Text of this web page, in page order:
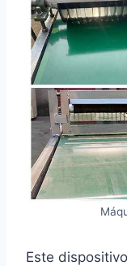
Este